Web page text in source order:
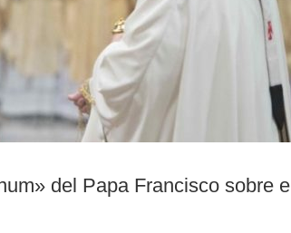
del Papa Francisco sobre